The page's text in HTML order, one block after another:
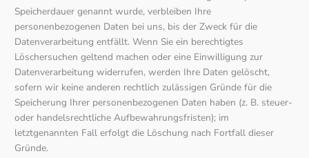
Speicherdauer genannt wurde, verbleiben Ihre
personenbezogenen Daten bei uns, bis der Zweck für die
Datenverarbeitung entfällt. Wenn Sie ein berechtigtes
Löschersuchen geltend machen oder eine Einwilligung zur
Datenverarbeitung widerrufen, werden Ihre Daten gelöscht,
sofern wir keine anderen rechtlich zulässigen Gründe für die
Speicherung Ihrer personenbezogenen Daten haben (z. B. steuer-
oder handelsrechtliche Aufbewahrungsfristen); im
letztgenannten Fall erfolgt die Löschung nach Fortfall dieser
Gründe.